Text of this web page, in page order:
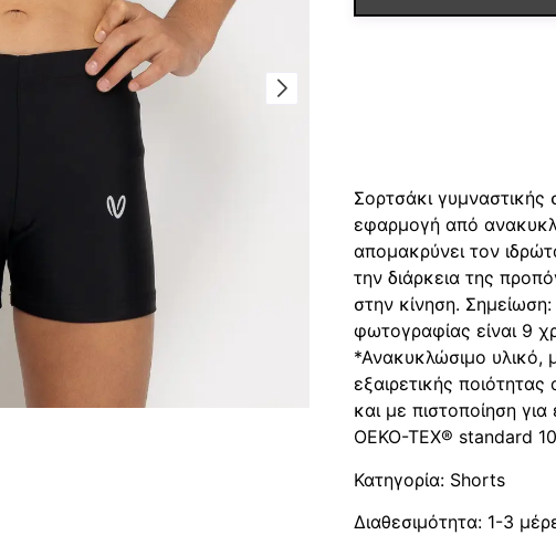
Σορτσάκι
εφαρμογή από
απομακρύνει τον
την διάρκεια της
στην κίνηση.
φωτογραφίας είναι 9
*Ανακυκλώσιμο υλικό,
εξαιρετικής
και με πιστοποίηση
OEKO-TEX® standard
Κατηγορία: Shorts
Διαθεσιμότητα: 1-3